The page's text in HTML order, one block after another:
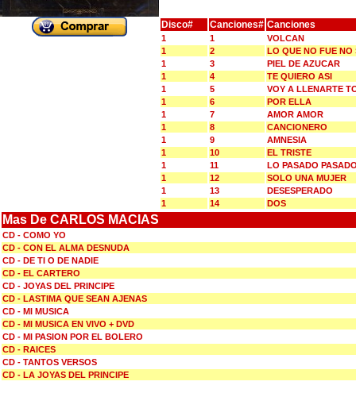
Disco# Canciones# Canciones
1 1
VOLCAN
1
2
LO QUE NO FUE NO
1
3
PIEL DE AZUCAR
1
4
TE QUIERO ASI
1
5
VOY A LLENARTE
1
6
POR ELLA
1
7
AMOR AMOR
1
8
CANCIONERO
1
9
AMNESIA
1
10
EL TRISTE
1
11
LO PASADO
1
12
SOLO UNA MUJER
1
13
DESESPERADO
1
14 DOS
Mas De CARLOS MACIAS
CD - COMO YO
CD - CON EL ALMA DESNUDA
CD - DE TI O DE NADIE
CD - EL CARTERO
CD - JOYAS DEL PRINCIPE
CD - LASTIMA QUE SEAN AJENAS
CD - MI MUSICA
CD - MI MUSICA EN VIVO + DVD
CD - MI PASION POR EL BOLERO
CD - RAICES
CD - TANTOS VERSOS
CD - LA JOYAS DEL PRINCIPE